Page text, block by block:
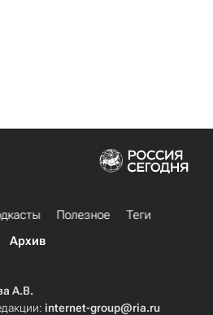
Полезное
Теги
Архив
А.В.
internet-group@ria.ru